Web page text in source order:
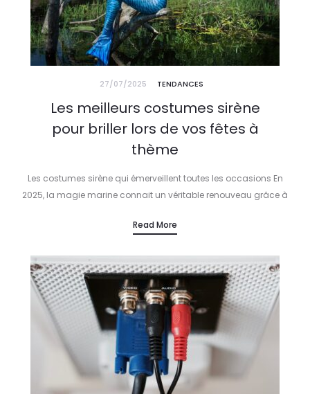
27/07/2025 TENDANCES
Les meilleurs costumes sirène
pour briller lors de vos fêtes à
thème
Les costumes sirène qui émerveillent toutes les occasions En
2025, la magie marine connait un véritable renouveau grâce à
pour…
Read More